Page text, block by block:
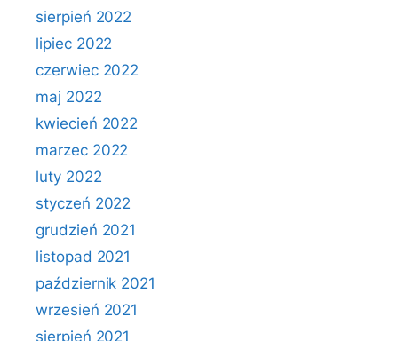
sierpień 2022
lipiec 2022
czerwiec 2022
maj 2022
kwiecień 2022
marzec 2022
luty 2022
styczeń 2022
grudzień 2021
listopad 2021
październik 2021
wrzesień 2021
sierpień 2021